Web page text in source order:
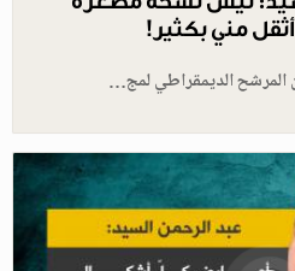
مني بكثير!
المرشح الديمقراطي لمج…